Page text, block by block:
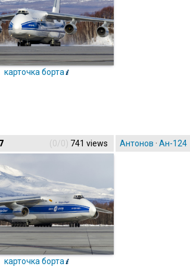
карточка борта
(0/0) 741 views Антонов · Ан-124
карточка борта